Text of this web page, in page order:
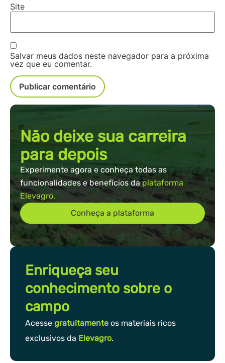
Site
Salvar meus dados neste navegador para a próxima
vez que eu comentar.
Não deixe sua carreira
para depois
Experimente agora e conheça todas as
funcionalidades e benefícios daplataforma
Elevagro.
Conheça a plataforma
Enriqueça seu
conhecimento sobre o
campo
Acesse gratuitamente os materiais ricos
exclusivos da Elevagro.